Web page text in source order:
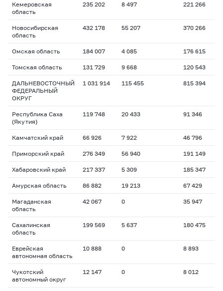
Кемеровская
область
235 202 8 497 221 266
Новосибирская
область
432 178 55 207 370 266
Омская область 184 007 4 085 176 615
Томская область 131 729 9 668 120 543
ДАЛЬНЕВОСТОЧНЫЙ
ФЕДЕРАЛЬНЫЙ
ОКРУГ
1 031 914 115 455 815 394
Республика Саха
(Якутия)
119 748 20 433 91 346
Камчатский край 66 926 7 922 46 796
Приморский край 276 349 56 940 191 149
Хабаровский край 217 337 5 309 185 347
Амурская область 86 882 19 213 67 429
Магаданская
область
42 067 0 35 947
Сахалинская
область
199 569 5 637 180 475
Еврейская
автономная область
10 888 0 8 893
Чукотский
автономный округ
12 147 0 8 012